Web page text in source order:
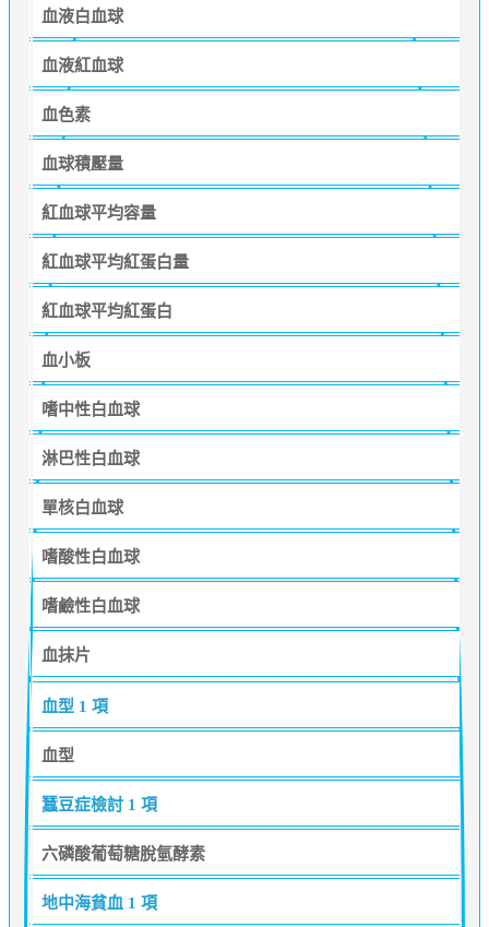
血液白血球
血液紅血球
血色素
血球積壓量
紅血球平均容量
紅血球平均紅蛋白量
紅血球平均紅蛋白
血小板
嗜中性白血球
淋巴性白血球
單核白血球
嗜酸性白血球
嗜鹼性白血球
血抹片
血型 1 項
血型
蠶豆症檢討 1 項
六磷酸葡萄糖脫氫酵素
地中海貧血 1 項